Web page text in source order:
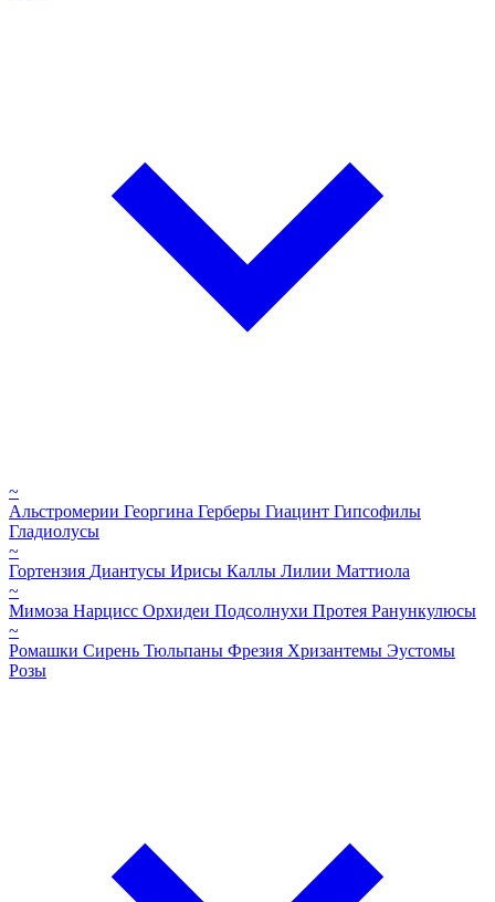
~
Альстромерии Георгина Герберы Гиацинт Гипсофилы
Гладиолусы
~
Гортензия Диантусы Ирисы Каллы Лилии Маттиола
~
Мимоза Нарцисс Орхидеи Подсолнухи Протея Ранункулюсы
~
Ромашки Сирень Тюльпаны Фрезия Хризантемы Эустомы
Розы